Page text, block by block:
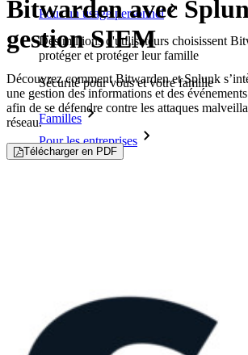
Pour un usage personnel
Des millions d'utilisateurs choisissent
protéger et protéger leur famille
Sécurité pour vous et votre famille
Familles
Pour les entreprises
Gestion des secrets chiffrée de bout en
développement, DevOps et les équipes IT.
Bitwarden avec
gestion SIEM
Découvrez comment Bitwarden et Splunk
une gestion des informations et des
afin de se défendre contre les attaques
réseau.
Télécharger en PDF